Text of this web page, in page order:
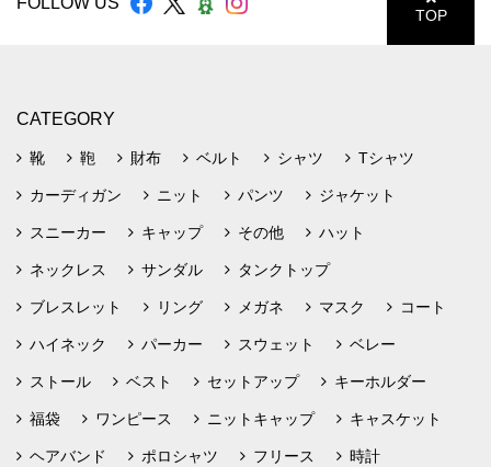
TOP
CATEGORY
靴 鞄 財布 ベルト シャツ Tシャツ
カーディガン ニット パンツ ジャケット
スニーカー キャップ その他 ハット
ネックレス サンダル タンクトップ
ブレスレット リング メガネ マスク コート
ハイネック パーカー スウェット ベレー
ストール ベスト セットアップ キーホルダー
福袋 ワンピース ニットキャップ キャスケット
ヘアバンド ポロシャツ フリース 時計